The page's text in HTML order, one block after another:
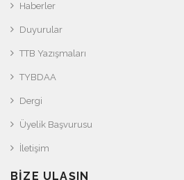
Haberler
Duyurular
TTB Yazışmaları
TYBDAA
Dergi
Üyelik Başvurusu
İletişim
BIZE ULAŞIN